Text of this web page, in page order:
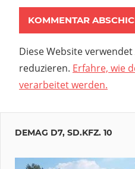
Diese Website
reduzieren. Erfahre, wie
verarbeitet werden.
DEMAG D7, SD.KFZ. 10